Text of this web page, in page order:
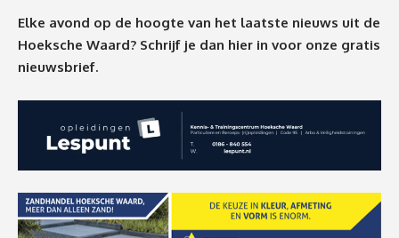
Elke avond op de hoogte van het laatste nieuws uit de
Hoeksche Waard? Schrijf je dan hier in voor onze gratis
nieuwsbrief.